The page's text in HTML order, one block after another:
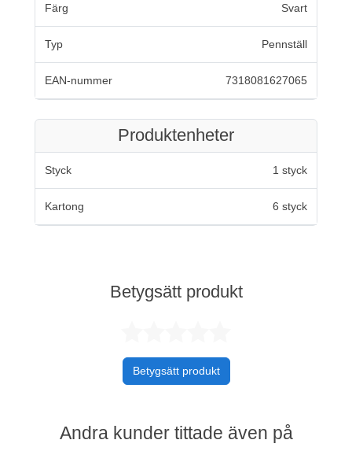
Färg Svart
Typ Pennställ
EAN-nummer 7318081627065
Produktenheter
Styck 1 styck
Kartong 6 styck
Betygsätt produkt
Betygsätt produkt
Andra kunder tittade även på